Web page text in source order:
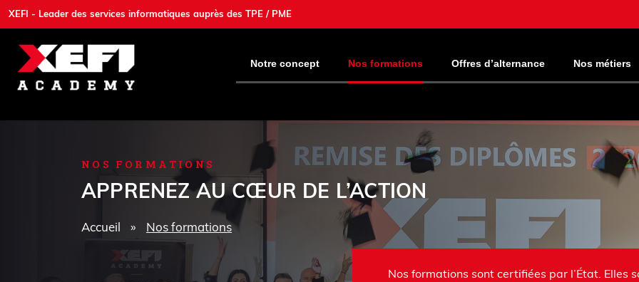
XEFI - Leader des services informatiques auprès des TPE / PME
Notre concept Nos formations Offres d’alternance Nos métiers
NOS FORMATIONS
APPRENEZ AU CŒUR DE L’ACTION
Accueil » Nos formations
Nos formations sont certifiées par l’État. Elles